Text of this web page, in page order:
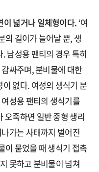
이 넓거나 일체형이다. ‘여
의 길이가 늘어날 뿐, 생
남성용 팬티의 경우 특히
싸주며, 분비물에 대한
없다. 여성의 생식기 분
성용 팬티의 생식기를
오죽하면 일반 중형 생리
가는 사태까지 벌어진
이 묻었을 때 생식기 접촉
못하고 분비물이 넘쳐